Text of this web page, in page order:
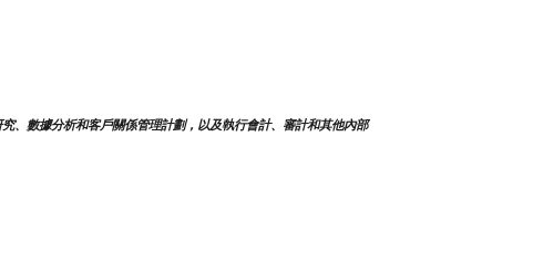
、數據分析和客戶關係管理計劃，以及執行會計、審計和其他內部